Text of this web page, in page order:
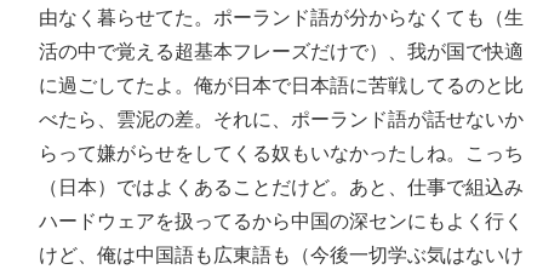
由なく暮らせてた。ポーランド語が分からなくても（生
活の中で覚える超基本フレーズだけで）、我が国で快適
に過ごしてたよ。俺が日本で日本語に苦戦してるのと比
べたら、雲泥の差。それに、ポーランド語が話せないか
らって嫌がらせをしてくる奴もいなかったしね。こっち
（日本）ではよくあることだけど。あと、仕事で組込み
ハードウェアを扱ってるから中国の深センにもよく行く
けど、俺は中国語も広東語も（今後一切学ぶ気はないけ